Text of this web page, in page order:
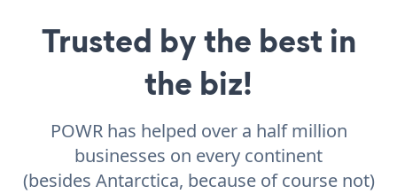
Trusted by the best in
the biz!
POWR has helped over a half million
businesses on every continent
(besides Antarctica, because of course not)